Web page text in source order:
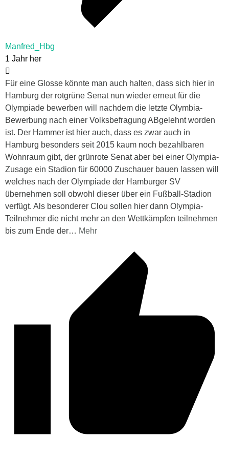
Manfred_Hbg
1 Jahr her
Für eine Glosse könnte man auch halten, dass sich hier in
Hamburg der rotgrüne Senat nun wieder erneut für die
Olympiade bewerben will nachdem die letzte Olymbia-
Bewerbung nach einer Volksbefragung ABgelehnt worden
ist. Der Hammer ist hier auch, dass es zwar auch in
Hamburg besonders seit 2015 kaum noch bezahlbaren
Wohnraum gibt, der grünrote Senat aber bei einer Olympia-
Zusage ein Stadion für 60000 Zuschauer bauen lassen will
welches nach der Olympiade der Hamburger SV
übernehmen soll obwohl dieser über ein Fußball-Stadion
verfügt. Als besonderer Clou sollen hier dann Olympia-
Teilnehmer die nicht mehr an den Wettkämpfen teilnehmen
bis zum Ende der… Mehr